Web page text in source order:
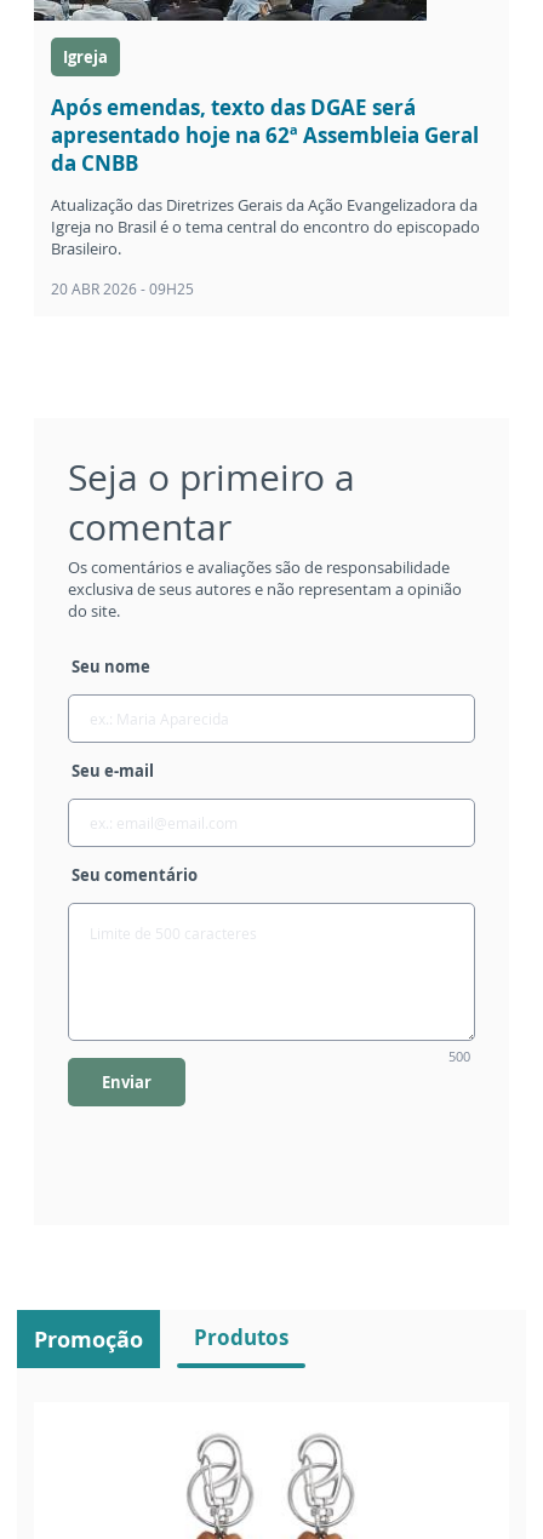
Igreja
Após emendas, texto das DGAE será
apresentado hoje na 62ª Assembleia Geral
da CNBB
Atualização das Diretrizes Gerais da Ação Evangelizadora da
Igreja no Brasil é o tema central do encontro do episcopado
Brasileiro.
20 ABR 2026 - 09H25
Seja o primeiro a
comentar
Os comentários e avaliações são de responsabilidade
exclusiva de seus autores e não representam a opinião
do site.
Seu nome
Seu e-mail
Seu comentário
500
Enviar
Promoção Produtos